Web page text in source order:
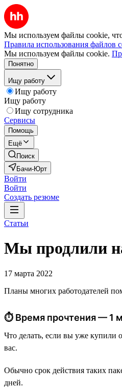
Мы используем файлы cookie,
Правила использования файлов
Мы используем файлы cookie.
Понятно
Ищу работу
Ищу работу
Ищу работу
Ищу сотрудника
Сервисы
Помощь
Ещё
Поиск
Бачи-Юрт
Войти
Войти
Создать резюме
Статьи
Мы продлили
17 марта 2022
Планы многих работодателей
⏱ Время прочтения — 1
Что делать, если вы уже купили
вас.
Обычно срок действия таких
дней.